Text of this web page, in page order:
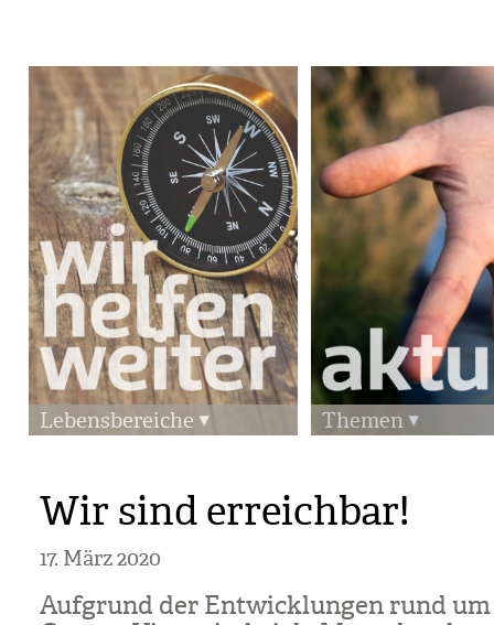
Lebensbereiche Themen
Wir sind erreichbar!
17. März 2020
Auf­grund der Ent­wick­lun­gen rund um